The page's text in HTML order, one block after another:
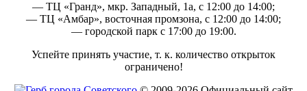
— ТЦ «Гранд», мкр. Западный, 1а, с 12:00 до 14:00;
— ТЦ «Амбар», восточная промзона, с 12:00 до 14:00;
— городской парк с 17:00 до 19:00.
Успейте принять участие, т. к. количество открыток
ограничено!